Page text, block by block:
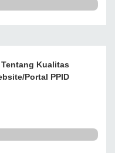
Kualitas
portal PPID